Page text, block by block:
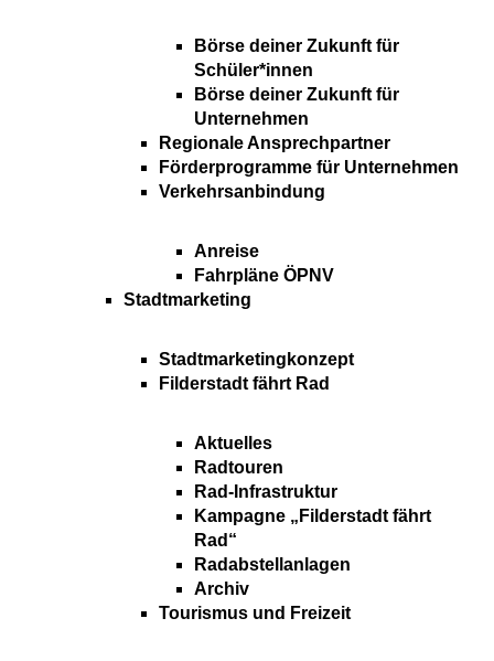
Börse deiner Zukunft für
Schüler*innen
Börse deiner Zukunft für
Unternehmen
Regionale Ansprechpartner
Förderprogramme für Unternehmen
Verkehrsanbindung
Anreise
Fahrpläne ÖPNV
Stadtmarketing
Stadtmarketingkonzept
Filderstadt fährt Rad
Aktuelles
Radtouren
Rad-Infrastruktur
Kampagne „Filderstadt fährt
Rad“
Radabstellanlagen
Archiv
Tourismus und Freizeit